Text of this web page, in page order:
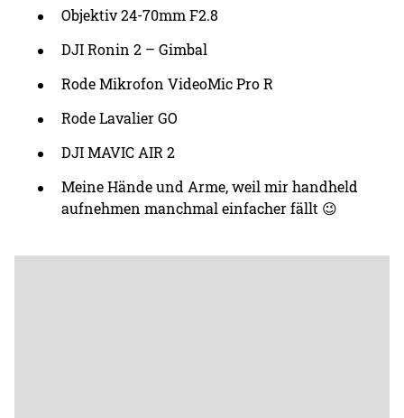
Objektiv 24-70mm F2.8
DJI Ronin 2 – Gimbal
Rode Mikrofon VideoMic Pro R
Rode Lavalier GO
DJI MAVIC AIR 2
Meine Hände und Arme, weil mir handheld
aufnehmen manchmal einfacher fällt 😉